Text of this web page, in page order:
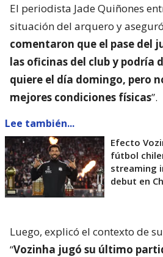
El periodista Jade Quiñones
situación del arquero y
comentaron que el pase del
las oficinas del club y podría
quiere el día domingo, pero
mejores condiciones físicas”.
Lee también...
Efecto
fútbol
streaming
debut en
Luego, explicó el contexto de
“Vozinha jugó su último